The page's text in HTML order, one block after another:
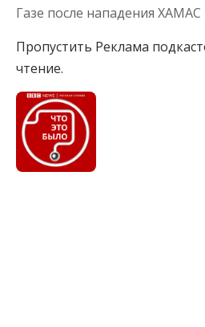
Газе после нападения
Пропустить Реклама
чтение.